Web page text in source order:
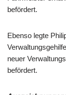
befördert.
Ebenso legte
neuer
befördert.